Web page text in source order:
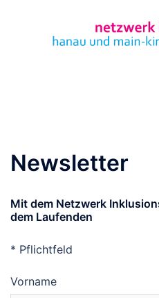
Newsletter
Mit dem Netzwerk
dem Laufenden
* Pflichtfeld
Vorname